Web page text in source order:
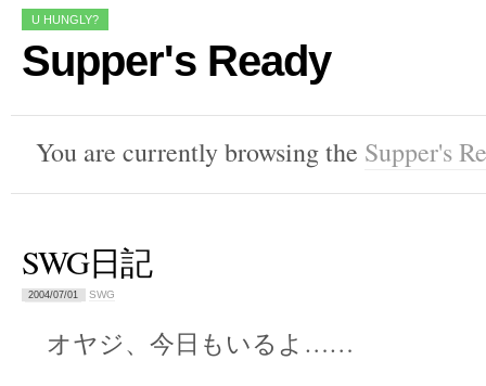
U HUNGLY?
Supper's Ready
You are currently browsing the Supper's
SWG日記
2004/07/01 SWG
オヤジ、今日もいるよ……